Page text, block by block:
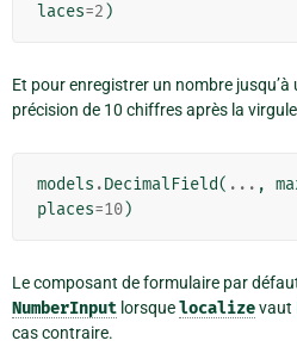
laces=2 )
Et pour enregistrer un nombre
précision de 10 chiffres après la
models .DecimalField( ... ,
places=10)
Le composant de formulaire par
NumberInput lorsquelocalizevaut
cas contraire.